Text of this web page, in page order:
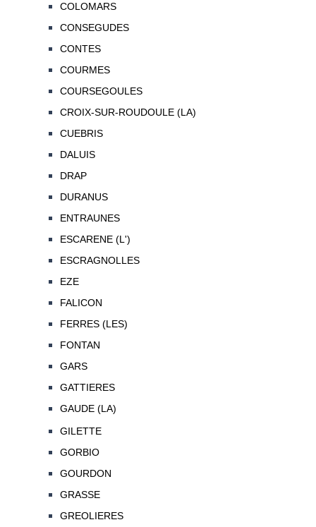
COLOMARS
CONSEGUDES
CONTES
COURMES
COURSEGOULES
CROIX-SUR-ROUDOULE (LA)
CUEBRIS
DALUIS
DRAP
DURANUS
ENTRAUNES
ESCARENE (L')
ESCRAGNOLLES
EZE
FALICON
FERRES (LES)
FONTAN
GARS
GATTIERES
GAUDE (LA)
GILETTE
GORBIO
GOURDON
GRASSE
GREOLIERES